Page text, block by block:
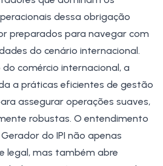
dessa obrigação
preparados para navegar com
do cenário internacional.
comércio internacional, a
a práticas eficientes de gestão
assegurar operações suaves,
robustas. O entendimento
do IPI não apenas
legal, mas também abre